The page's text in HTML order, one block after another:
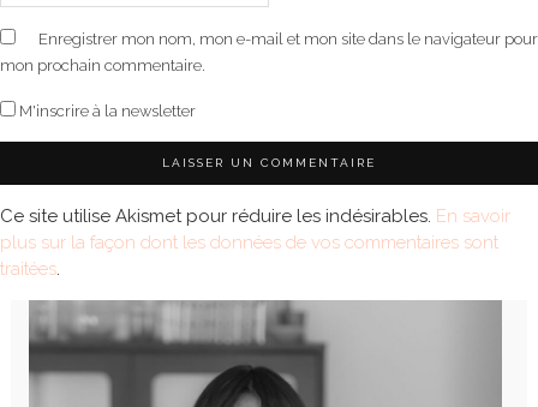
Enregistrer mon nom, mon e-mail et mon site dans le navigateur pour
mon prochain commentaire.
M'inscrire à la newsletter
Ce site utilise Akismet pour réduire les indésirables. En savoir
plus sur la façon dont les données de vos commentaires sont
traitées.